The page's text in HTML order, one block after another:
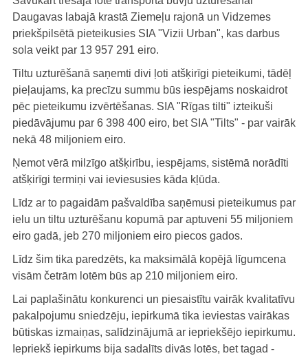
Daugavas labajā krastā Ziemeļu rajonā un Vidzemes
priekšpilsētā pieteikusies SIA "Vizii Urban", kas darbus
sola veikt par 13 957 291 eiro.
Tiltu uzturēšanā saņemti divi ļoti atšķirīgi pieteikumi, tādēļ
pieļaujams, ka precīzu summu būs iespējams noskaidrot
pēc pieteikumu izvērtēšanas. SIA "Rīgas tilti" izteikuši
piedāvājumu par 6 398 400 eiro, bet SIA "Tilts" - par vairāk
nekā 48 miljoniem eiro.
Ņemot vērā milzīgo atšķirību, iespējams, sistēmā norādīti
atšķirīgi termiņi vai ieviesusies kāda kļūda.
Līdz ar to pagaidām pašvaldība saņēmusi pieteikumus par
ielu un tiltu uzturēšanu kopumā par aptuveni 55 miljoniem
eiro gadā, jeb 270 miljoniem eiro piecos gados.
Līdz šim tika paredzēts, ka maksimālā kopējā līgumcena
visām četrām lotēm būs ap 210 miljoniem eiro.
Lai paplašinātu konkurenci un piesaistītu vairāk kvalitatīvu
pakalpojumu sniedzēju, iepirkumā tika ieviestas vairākas
būtiskas izmaiņas, salīdzinājumā ar iepriekšējo iepirkumu.
Iepriekš iepirkums bija sadalīts divās lotēs, bet tagad -